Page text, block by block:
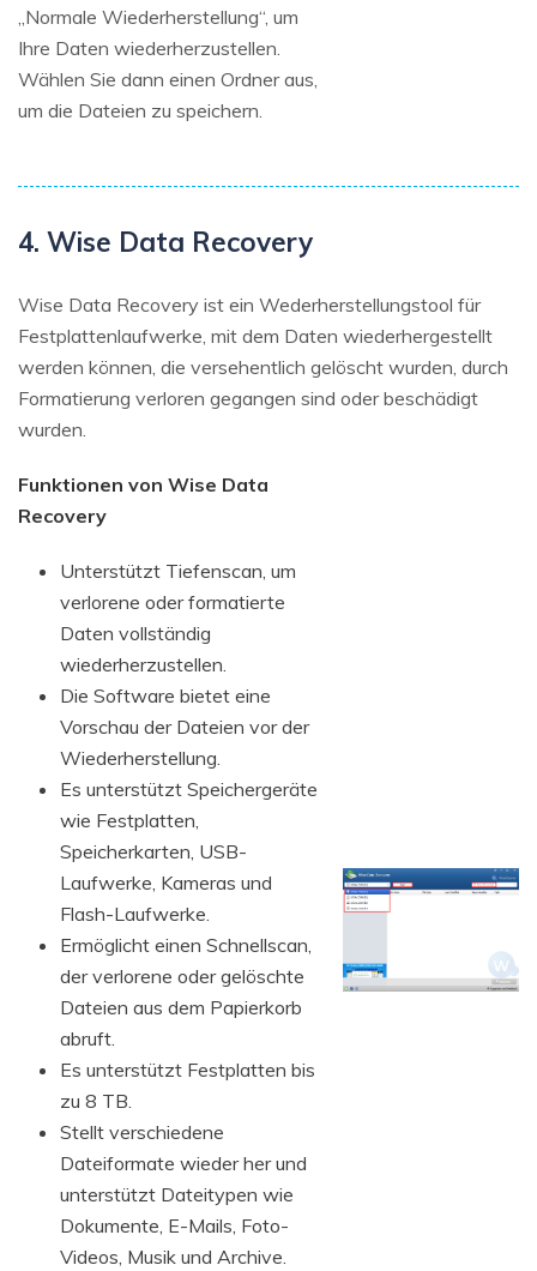
„Normale Wiederherstellung“, um
Ihre Daten wiederherzustellen.
Wählen Sie dann einen Ordner aus,
um die Dateien zu speichern.
4. Wise Data Recovery
Wise Data Recovery ist ein Wederherstellungstool für
Festplattenlaufwerke, mit dem Daten wiederhergestellt
werden können, die versehentlich gelöscht wurden, durch
Formatierung verloren gegangen sind oder beschädigt
wurden.
Funktionen von Wise Data
Recovery
Unterstützt Tiefenscan, um
verlorene oder formatierte
Daten vollständig
wiederherzustellen.
Die Software bietet eine
Vorschau der Dateien vor der
Wiederherstellung.
Es unterstützt Speichergeräte
wie Festplatten,
Speicherkarten, USB-
Laufwerke, Kameras und
Flash-Laufwerke.
Ermöglicht einen Schnellscan,
der verlorene oder gelöschte
Dateien aus dem Papierkorb
abruft.
Es unterstützt Festplatten bis
zu 8 TB.
Stellt verschiedene
Dateiformate wieder her und
unterstützt Dateitypen wie
Dokumente, E-Mails, Foto-
Videos, Musik und Archive.